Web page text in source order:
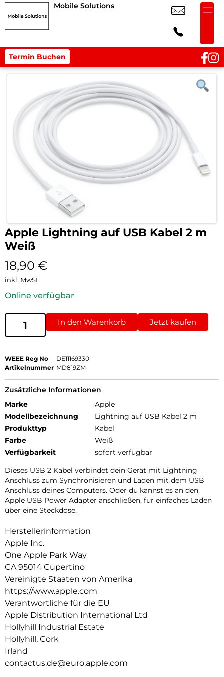
Mobile Solutions
Termin Buchen
Apple Lightning auf USB Kabel 2 m
Weiß
18,90 €
inkl. MwSt.
Online verfügbar
In den Warenkorb Jetzt kaufen
WEEE Reg No
DE11169330
Artikelnummer MD819ZM
Zusätzliche Informationen
Marke
Apple
Modellbezeichnung
Lightning auf USB Kabel 2 m
Produkttyp
Kabel
Farbe
Weiß
Verfügbarkeit
sofort verfügbar
Dieses USB 2 Kabel verbindet dein Gerät mit Lightning
Anschluss zum Synchronisieren und Laden mit dem USB
Anschluss deines Computers. Oder du kannst es an den
Apple USB Power Adapter anschließen, für einfaches Laden
über eine Steckdose.
Herstellerinformation
Apple Inc.
One Apple Park Way
CA 95014 Cupertino
Vereinigte Staaten von Amerika
https://www.apple.com
Verantwortliche für die EU
Apple Distribution International Ltd
Hollyhill Industrial Estate
Hollyhill, Cork
Irland
contactus.de@euro.apple.com